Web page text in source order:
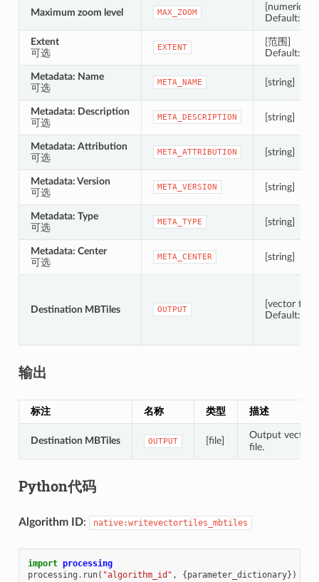
Maximum zoom level MAX_ZOOM
[numeric:
Default: 3
Extent
可选
EXTENT
[范围]
Default:
Metadata: Name
可选
META_NAME [string]
Metadata: Description
可选
META_DESCRIPTION [string]
Metadata: Attribution
可选
META_ATTRIBUTION [string]
Metadata: Version
可选
META_VERSION [string]
Metadata: Type
可选
META_TYPE [string]
Metadata: Center
可选
META_CENTER [string]
Destination MBTiles OUTPUT
[vector tiles]
Default:
输出
标注 名称 类型 描述
Destination MBTiles OUTPUT [file]
Output vector
file.
Python代码
Algorithm ID: native:writevectortiles_mbtiles
import processing
processing . run( "algorithm_id" , {parameter_dictionary})